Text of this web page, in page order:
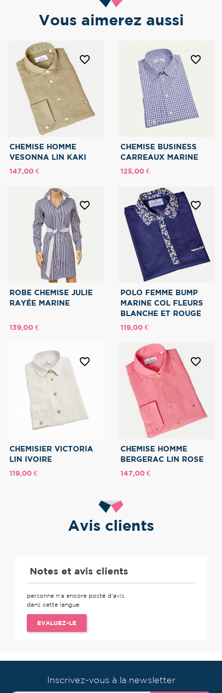
Vous aimerez aussi
CHEMISE HOMME
VESONNA LIN KAKI
favorite_border
Prix
147,00 €
CHEMISE BUSINESS
CARREAUX MARINE
favorite_border
Prix
125,00 €
ROBE CHEMISE JULIE
RAYÉE MARINE
favorite_border
Prix
139,00 €
POLO FEMME BUMP
MARINE COL FLEURS
BLANCHE ET ROUGE
favorite_border
Prix
119,00 €
CHEMISIER VICTORIA
LIN IVOIRE
favorite_border
Prix
119,00 €
CHEMISE HOMME
BERGERAC LIN ROSE
favorite_border
Prix
147,00 €
Avis clients
Notes et avis clients
personne n'a encore posté d'avis
dans cette langue
EVALUEZ-LE
Inscrivez-vous à la newsletter